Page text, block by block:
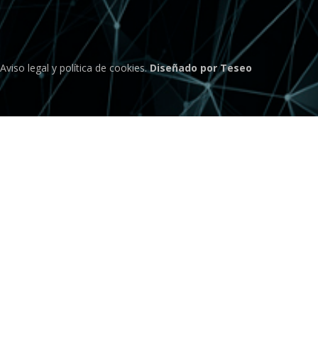
Aviso legal y política de cookies.Diseñado por Teseo